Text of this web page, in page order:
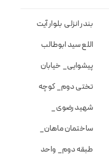
بندر انزلی بلوار آیت
اللع سید ابوطالب
پیشوایی_ خیابان
تختی دوم_ کوچه
شهید رضوی_
ساختمان ماهان_
طبقه دوم_ واحد